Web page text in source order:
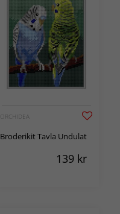
ORCHIDEA
Broderikit Tavla Undulat
139 kr